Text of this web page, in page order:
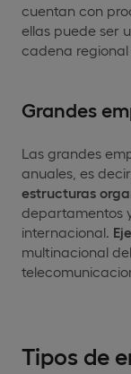
cuentan con
ellas puede ser
cadena regional
Grandes
Las grandes
anuales, es
estructuras
departamentos
internacional.
multinacional
Tipos de